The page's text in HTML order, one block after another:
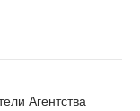
Агентства